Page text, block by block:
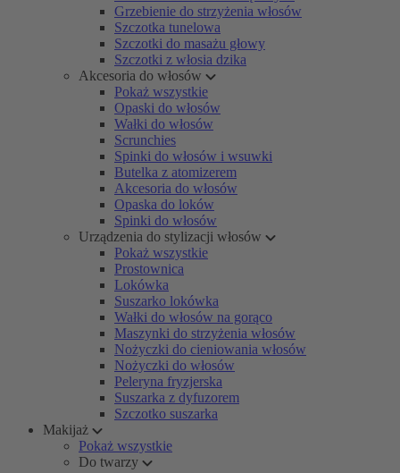
Grzebienie do strzyżenia włosów
Szczotka tunelowa
Szczotki do masażu głowy
Szczotki z włosia dzika
Akcesoria do włosów
Pokaż wszystkie
Opaski do włosów
Wałki do włosów
Scrunchies
Spinki do włosów i wsuwki
Butelka z atomizerem
Akcesoria do włosów
Opaska do loków
Spinki do włosów
Urządzenia do stylizacji włosów
Pokaż wszystkie
Prostownica
Lokówka
Suszarko lokówka
Wałki do włosów na gorąco
Maszynki do strzyżenia włosów
Nożyczki do cieniowania włosów
Nożyczki do włosów
Peleryna fryzjerska
Suszarka z dyfuzorem
Szczotko suszarka
Makijaż
Pokaż wszystkie
Do twarzy